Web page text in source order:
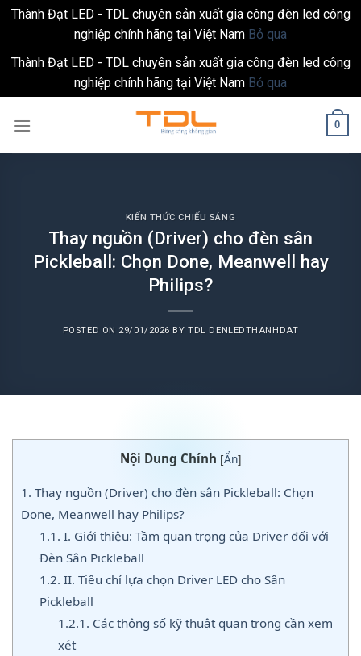
Thành Đạt LED - TDL chuyên sản xuất gia công đèn led công
nghiệp chính hãng tại Việt Nam Bỏ qua
Thành Đạt LED - TDL chuyên sản xuất gia công đèn led công
nghiệp chính hãng tại Việt Nam Bỏ qua
0
KIẾN THỨC CHIẾU SÁNG
Thay nguồn (Driver) cho đèn sân
Pickleball: Chọn Done, Meanwell hay
Philips?
POSTED ON 29/01/2026 BYTDL DENLEDTHANHDAT
Nội Dung Chính [Ẩn]
1. Thay nguồn (Driver) cho đèn sân Pickleball: Chọn
Done, Meanwell hay Philips?
1.1. I. Giới thiệu: Tầm quan trọng của Driver đối với
Đèn Sân Pickleball
1.2. II. Tiêu chí lựa chọn Driver LED cho Sân
Pickleball
1.2.1. Các thông số kỹ thuật quan trọng cần xem
xét